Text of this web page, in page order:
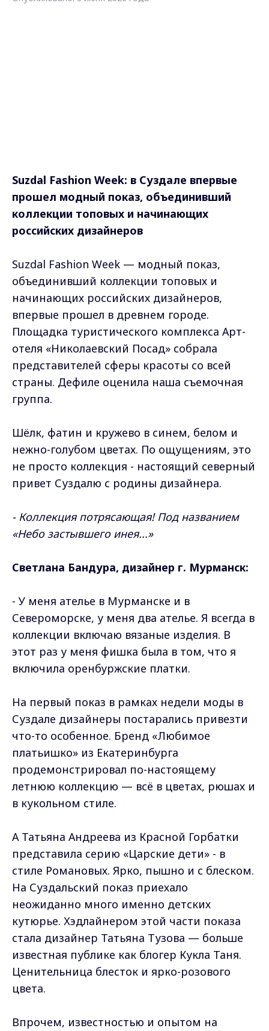
Suzdal Fashion Week: в Суздале впервые
прошел модный показ, объединивший
коллекции топовых и начинающих
российских дизайнеров
Suzdal Fashion Week — модный показ,
объединивший коллекции топовых и
начинающих российских дизайнеров,
впервые прошел в древнем городе.
Площадка туристического комплекса Арт-
отеля «Николаевский Посад» собрала
представителей сферы красоты со всей
страны. Дефиле оценила наша съемочная
группа.
Шёлк, фатин и кружево в синем, белом и
нежно-голубом цветах. По ощущениям, это
не просто коллекция - настоящий северный
привет Суздалю с родины дизайнера.
- Коллекция потрясающая! Под названием
«Небо застывшего инея...»
Светлана Бандура, дизайнер г. Мурманск:
- У меня ателье в Мурманске и в
Североморске, у меня два ателье. Я всегда в
коллекции включаю вязаные изделия. В
этот раз у меня фишка была в том, что я
включила оренбуржские платки.
На первый показ в рамках недели моды в
Суздале дизайнеры постарались привезти
что-то особенное. Бренд «Любимое
платьишко» из Екатеринбурга
продемонстрировал по-настоящему
летнюю коллекцию — всё в цветах, рюшах и
в кукольном стиле.
А Татьяна Андреева из Красной Горбатки
представила серию «Царские дети» - в
стиле Романовых. Ярко, пышно и с блеском.
На Суздальский показ приехало
неожиданно много именно детских
кутюрье. Хэдлайнером этой части показа
стала дизайнер Татьяна Тузова — больше
известная публике как блогер Кукла Таня.
Ценительница блесток и ярко-розового
цвета.
Впрочем, известностью и опытом на